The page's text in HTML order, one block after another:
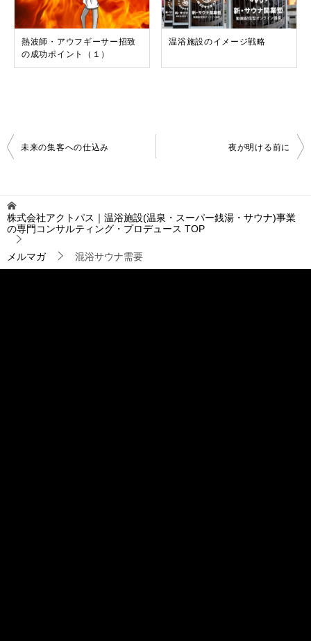
熱波師・アウフギーサー招致
の成功ポイント（１）
温浴施設のイメージ戦略
投
稿
ゲ
ー
シ
ョ
ン
未来の集客への仕込み 夜が明ける前に
株式会社アクトパス｜温浴施設(温泉・スーパー銭湯・サウナ)事業
の専門コンサルティング・プロデュース TOP
メルマガ 混浴サウナ需要